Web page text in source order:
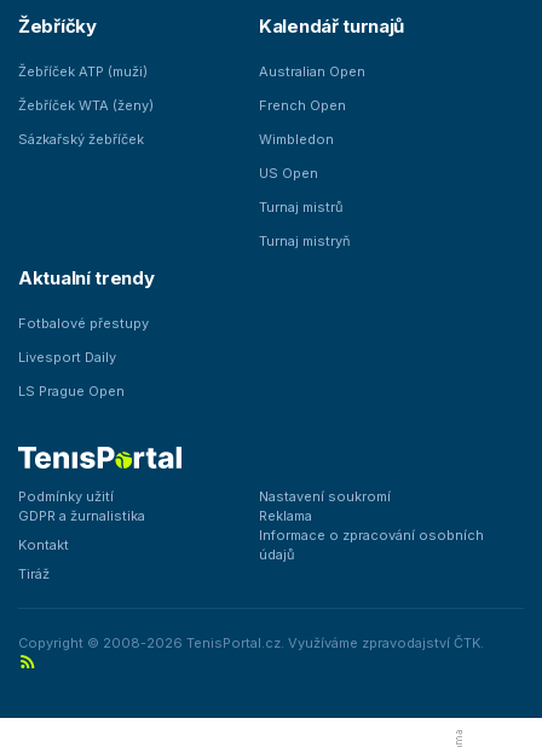
Žebříčky
Žebříček ATP (muži)
Žebříček WTA (ženy)
Sázkařský žebříček
Kalendář turnajů
Australian Open
French Open
Wimbledon
US Open
Turnaj mistrů
Turnaj mistryň
Aktualní trendy
Fotbalové přestupy
Livesport Daily
LS Prague Open
Podmínky užití
Nastavení soukromí
GDPR a žurnalistika
Reklama
Kontakt
Informace o zpracování osobních
údajů
Tiráž
Copyright © 2008-2026 TenisPortal.cz. Využíváme zpravodajství ČTK.